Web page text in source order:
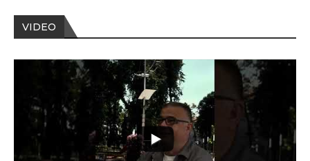
VIDEO